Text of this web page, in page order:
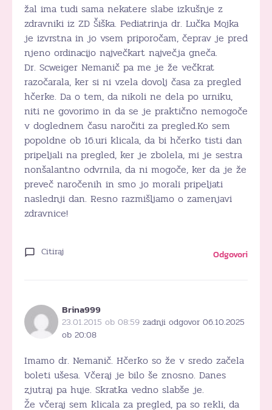
žal ima tudi sama nekatere slabe izkušnje z
zdravniki iz ZD Šiška. Pediatrinja dr. Lučka Mojka
je izvrstna in jo vsem priporočam, čeprav je pred
njeno ordinacijo največkart največja gneča.
Dr. Scweiger Nemanič pa me je že večkrat
razočarala, ker si ni vzela dovolj časa za pregled
hčerke. Da o tem, da nikoli ne dela po urniku,
niti ne govorimo in da se je praktično nemogoče
v doglednem času naročiti za pregled.Ko sem
popoldne ob 16.uri klicala, da bi hčerko tisti dan
pripeljali na pregled, ker je zbolela, mi je sestra
nonšalantno odvrnila, da ni mogoče, ker da je že
preveč naročenih in smo jo morali pripeljati
naslednji dan. Resno razmišljamo o zamenjavi
zdravnice!
Citiraj Odgovori
Brina999
23.01.2015 ob 08:59 zadnji odgovor 06.10.2025
ob 20:08
Imamo dr. Nemanič. Hčerko so že v sredo začela
boleti ušesa. Včeraj je bilo še znosno. Danes
zjutraj pa huje. Skratka vedno slabše je.
Že včeraj sem klicala za pregled, pa so rekli, da